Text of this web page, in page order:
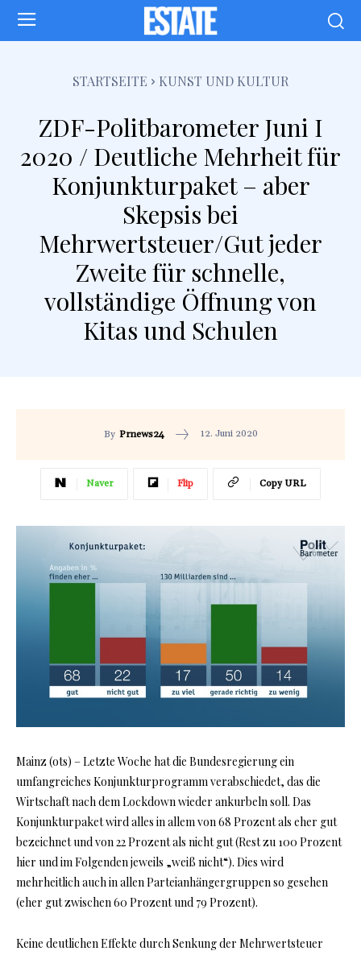
STARTSEITE KUNST UND KULTUR
ZDF-Politbarometer Juni I
2020 / Deutliche Mehrheit für
Konjunkturpaket – aber
Skepsis bei
Mehrwertsteuer/Gut jeder
Zweite für schnelle,
vollständige Öffnung von
Kitas und Schulen
By Prnews24 12. Juni 2020
Naver Flip Copy URL
Mainz (ots) – Letzte Woche hat die Bundesregierung ein
umfangreiches Konjunkturprogramm verabschiedet, das die
Wirtschaft nach dem Lockdown wieder ankurbeln soll. Das
Konjunkturpaket wird alles in allem von 68 Prozent als eher gut
bezeichnet und von 22 Prozent als nicht gut (Rest zu 100 Prozent
hier und im Folgenden jeweils „weiß nicht“). Dies wird
mehrheitlich auch in allen Parteianhängergruppen so gesehen
(eher gut zwischen 60 Prozent und 79 Prozent).
Keine deutlichen Effekte durch Senkung der Mehrwertsteuer